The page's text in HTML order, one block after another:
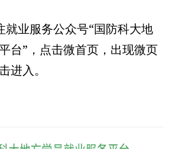
就业服务公众号“国防科大地
台”，点击微首页，出现微页
进入。